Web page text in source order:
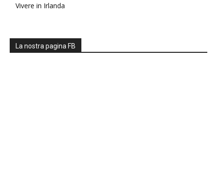
Vivere in Irlanda
La nostra pagina FB